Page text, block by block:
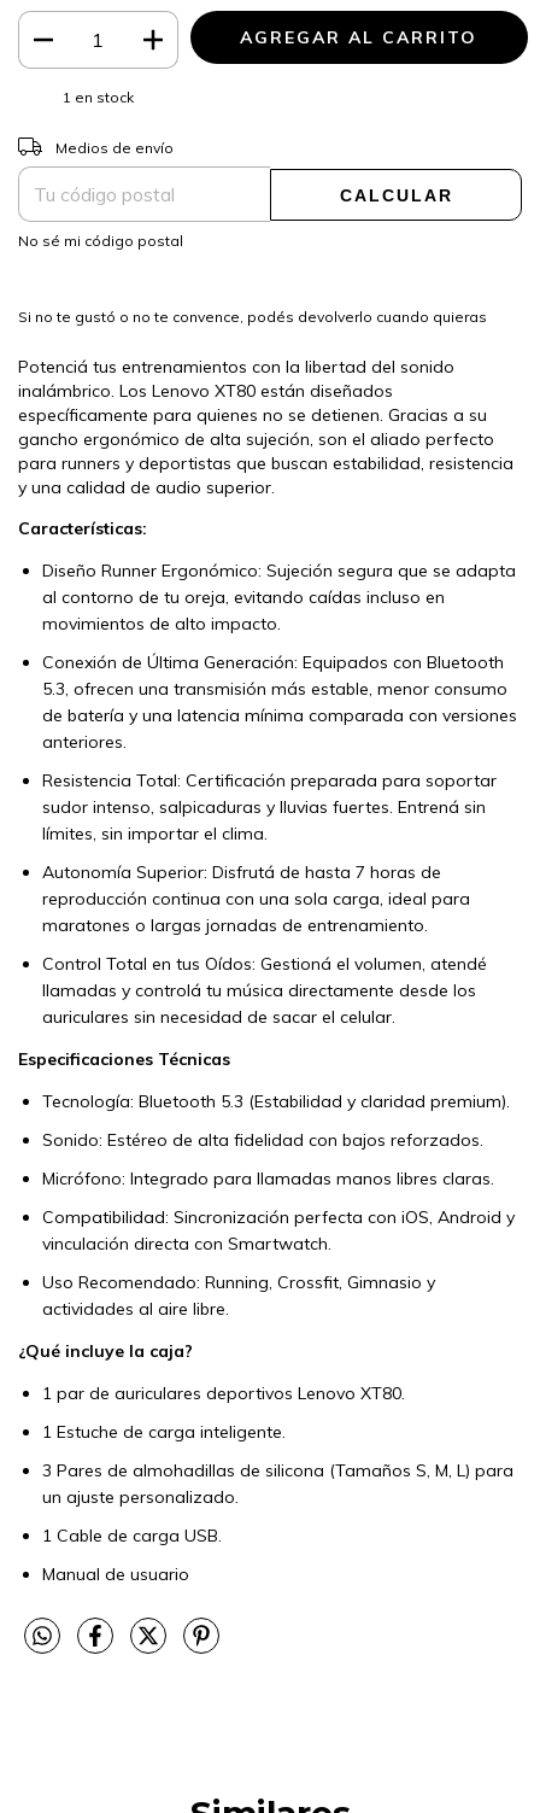
1 en stock
Entregas para el CP:
Medios de envío
CALCULAR
No sé mi código postal
Si no te gustó o no te convence, podés devolverlo cuando quieras
Potenciá tus entrenamientos con la libertad del sonido
inalámbrico. Los Lenovo XT80 están diseñados
específicamente para quienes no se detienen. Gracias a su
gancho ergonómico de alta sujeción, son el aliado perfecto
para runners y deportistas que buscan estabilidad, resistencia
y una calidad de audio superior.
Características:
Diseño Runner Ergonómico: Sujeción segura que se adapta
al contorno de tu oreja, evitando caídas incluso en
movimientos de alto impacto.
Conexión de Última Generación: Equipados con Bluetooth
5.3, ofrecen una transmisión más estable, menor consumo
de batería y una latencia mínima comparada con versiones
anteriores.
Resistencia Total: Certificación preparada para soportar
sudor intenso, salpicaduras y lluvias fuertes. Entrená sin
límites, sin importar el clima.
Autonomía Superior: Disfrutá de hasta 7 horas de
reproducción continua con una sola carga, ideal para
maratones o largas jornadas de entrenamiento.
Control Total en tus Oídos: Gestioná el volumen, atendé
llamadas y controlá tu música directamente desde los
auriculares sin necesidad de sacar el celular.
Especificaciones Técnicas
Tecnología: Bluetooth 5.3 (Estabilidad y claridad premium).
Sonido: Estéreo de alta fidelidad con bajos reforzados.
Micrófono: Integrado para llamadas manos libres claras.
Compatibilidad: Sincronización perfecta con iOS, Android y
vinculación directa con Smartwatch.
Uso Recomendado: Running, Crossfit, Gimnasio y
actividades al aire libre.
¿Qué incluye la caja?
1 par de auriculares deportivos Lenovo XT80.
1 Estuche de carga inteligente.
3 Pares de almohadillas de silicona (Tamaños S, M, L) para
un ajuste personalizado.
1 Cable de carga USB.
Manual de usuario